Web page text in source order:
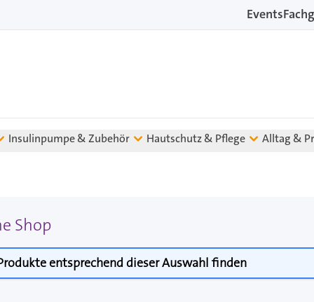
Events
Insulinpumpe & Zubehör Hautschutz & Pflege Alltag &
Shop
entsprechend dieser Auswahl finden